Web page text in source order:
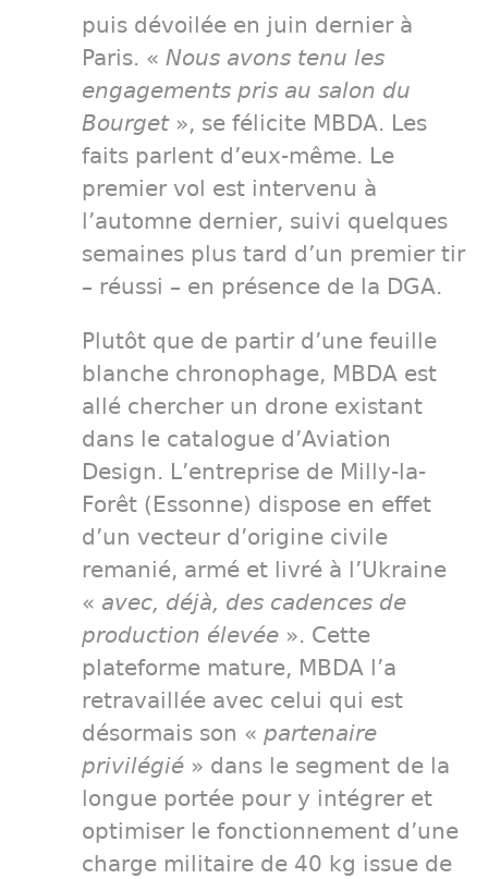
puis dévoilée en juin dernier à
Paris. « Nous avons tenu les
engagements pris au salon du
Bourget», se félicite MBDA. Les
faits parlent d’eux-même. Le
premier vol est intervenu à
l’automne dernier, suivi quelques
semaines plus tard d’un premier tir
– réussi – en présence de la DGA.
Plutôt que de partir d’une feuille
blanche chronophage, MBDA est
allé chercher un drone existant
dans le catalogue d’Aviation
Design. L’entreprise de Milly-la-
Forêt (Essonne) dispose en effet
d’un vecteur d’origine civile
remanié, armé et livré à l’Ukraine
« avec, déjà, des cadences de
production élevée ». Cette
plateforme mature, MBDA l’a
retravaillée avec celui qui est
désormais son « partenaire
privilégié » dans le segment de la
longue portée pour y intégrer et
optimiser le fonctionnement d’une
charge militaire de 40 kg issue de